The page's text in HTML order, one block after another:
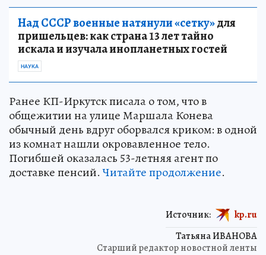
Над СССР военные натянули «сетку»для
пришельцев: как страна 13 лет тайно
искала и изучала инопланетных гостей
НАУКА
Ранее КП-Иркутск писала о том, что в
общежитии на улице Маршала Конева
обычный день вдруг оборвался криком: в одной
из комнат нашли окровавленное тело.
Погибшей оказалась 53-летняя агент по
доставке пенсий.Читайте продолжение.
Татьяна ИВАНОВА
Старший редактор новостной ленты
Источник: kp.ru